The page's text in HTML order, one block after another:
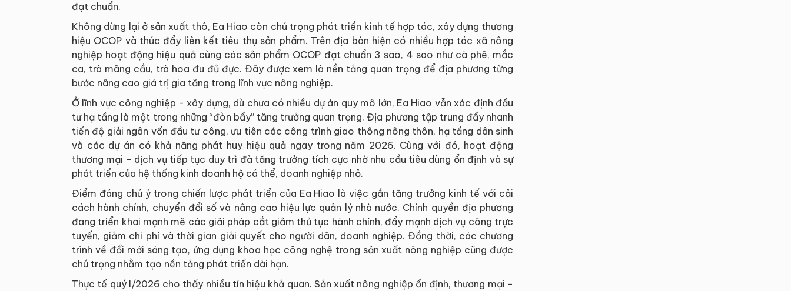
đạt chuẩn.
Không dừng lại ở sản xuất thô, Ea Hiao còn chú trọng phát triển kinh tế hợp tác, xây dựng thương
hiệu OCOP và thúc đẩy liên kết tiêu thụ sản phẩm. Trên địa bàn hiện có nhiều hợp tác xã nông
nghiệp hoạt động hiệu quả cùng các sản phẩm OCOP đạt chuẩn 3 sao, 4 sao như cà phê, mắc
ca, trà mãng cầu, trà hoa đu đủ đực. Đây được xem là nền tảng quan trọng để địa phương từng
bước nâng cao giá trị gia tăng trong lĩnh vực nông nghiệp.
Ở lĩnh vực công nghiệp - xây dựng, dù chưa có nhiều dự án quy mô lớn, Ea Hiao vẫn xác định đầu
tư hạ tầng là một trong những “đòn bẩy” tăng trưởng quan trọng. Địa phương tập trung đẩy nhanh
tiến độ giải ngân vốn đầu tư công, ưu tiên các công trình giao thông nông thôn, hạ tầng dân sinh
và các dự án có khả năng phát huy hiệu quả ngay trong năm 2026. Cùng với đó, hoạt động
thương mại - dịch vụ tiếp tục duy trì đà tăng trưởng tích cực nhờ nhu cầu tiêu dùng ổn định và sự
phát triển của hệ thống kinh doanh hộ cá thể, doanh nghiệp nhỏ.
Điểm đáng chú ý trong chiến lược phát triển của Ea Hiao là việc gắn tăng trưởng kinh tế với cải
cách hành chính, chuyển đổi số và nâng cao hiệu lực quản lý nhà nước. Chính quyền địa phương
đang triển khai mạnh mẽ các giải pháp cắt giảm thủ tục hành chính, đẩy mạnh dịch vụ công trực
tuyến, giảm chi phí và thời gian giải quyết cho người dân, doanh nghiệp. Đồng thời, các chương
trình về đổi mới sáng tạo, ứng dụng khoa học công nghệ trong sản xuất nông nghiệp cũng được
chú trọng nhằm tạo nền tảng phát triển dài hạn.
Thực tế quý I/2026 cho thấy nhiều tín hiệu khả quan. Sản xuất nông nghiệp ổn định, thương mại -